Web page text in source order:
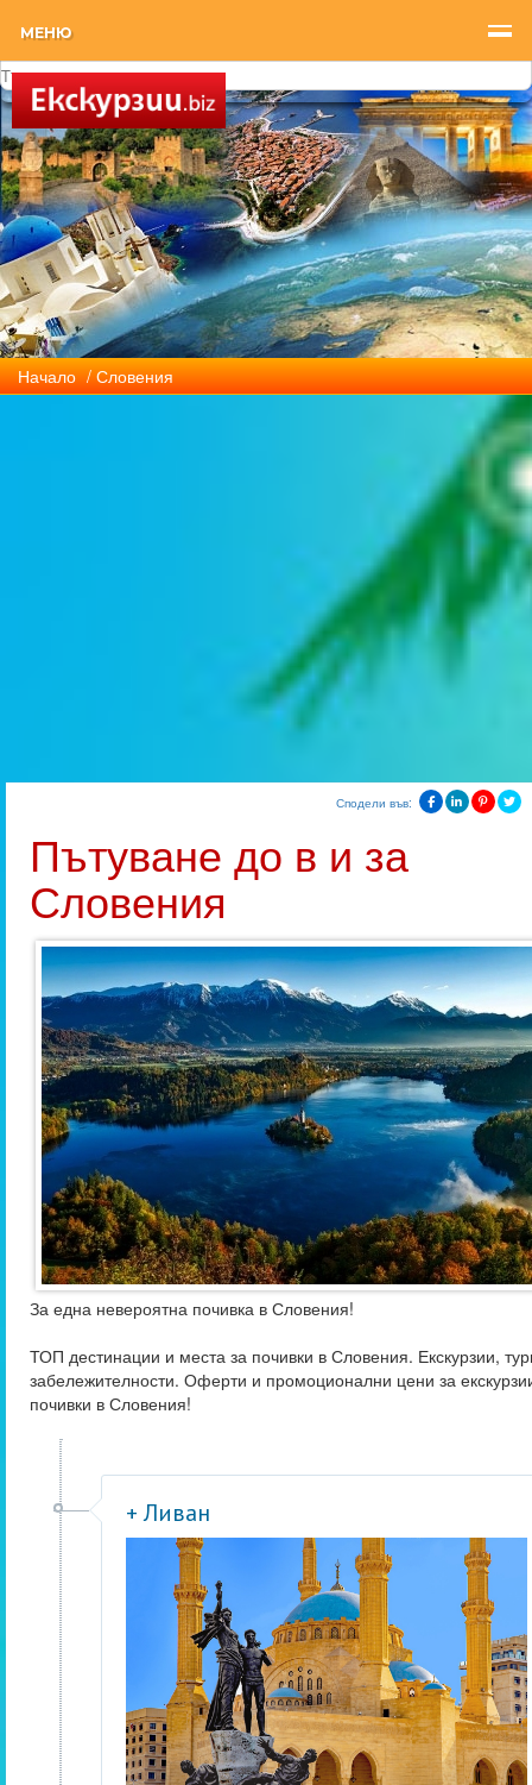
МЕНЮ
Начало / Словения
Сподели във:
Пътуване до в и за
Словения
За една невероятна почивка в Словения!
ТОП дестинации и места за почивки в Словения. Екскурзии,
забележителности. Оферти и промоционални цени за
почивки в Словения!
+ Ливан